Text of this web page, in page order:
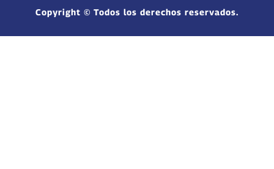
Copyright © Todos los derechos reservados.